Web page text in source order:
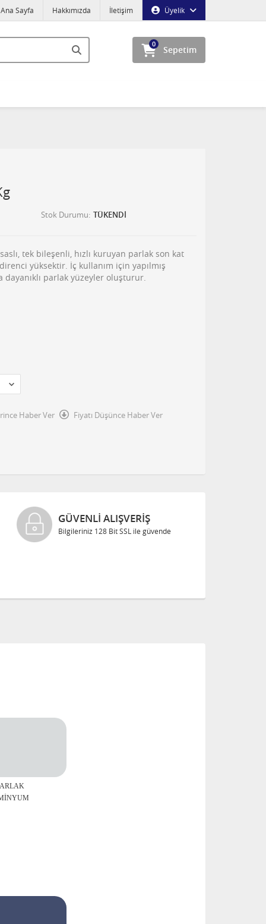
Üyelik
Ana Sayfa Hakkımızda İletişim
Sepetim
0
Stok Durumu TÜKENDİ
tek bileşenli, hızlı kuruyan parlak son kat
yüksektir. İç kullanım için yapılmış
parlak yüzeyler oluşturur.
Haber Ver
Fiyatı Düşünce Haber Ver
KREDI KARTLARINA
Taksitli Satış